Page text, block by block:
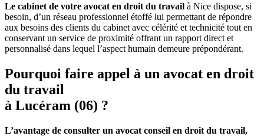
Le cabinet de votre avocat en droit du travail à Nice dispose, si
besoin, d’un réseau professionnel étoffé lui permettant de répondre
aux besoins des clients du cabinet avec célérité et technicité tout en
conservant un service de proximité offrant un rapport direct et
personnalisé dans lequel l’aspect humain demeure prépondérant.
Pourquoi faire appel à un avocat en droit
du travail
à Lucéram (06) ?
L’avantage de consulter un avocat conseil en droit du travail,